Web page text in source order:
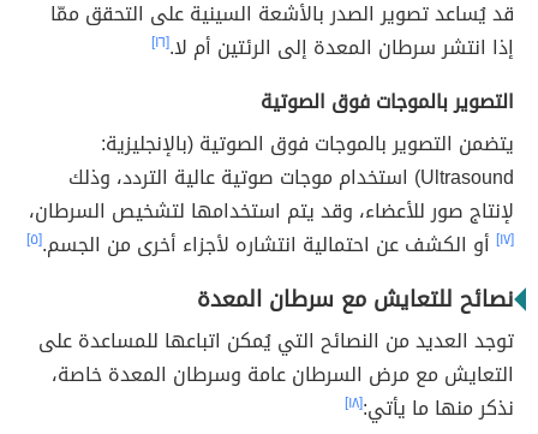
قد يُساعد تصوير الصدر بالأشعة السينية على التحقق ممّا
إذا انتشر سرطان المعدة إلى الرئتين أم لا.[١٦]
التصوير بالموجات فوق الصوتية
يتضمن التصوير بالموجات فوق الصوتية (بالإنجليزية:
Ultrasound) استخدام موجات صوتية عالية التردد، وذلك
لإنتاج صور للأعضاء، وقد يتم استخدامها لتشخيص السرطان،
[١٧] أو الكشف عن احتمالية انتشاره لأجزاء أخرى من الجسم.[٥]
نصائح للتعايش مع سرطان المعدة
توجد العديد من النصائح التي يُمكن اتباعها للمساعدة على
التعايش مع مرض السرطان عامة وسرطان المعدة خاصة،
نذكر منها ما يأتي:[١٨]